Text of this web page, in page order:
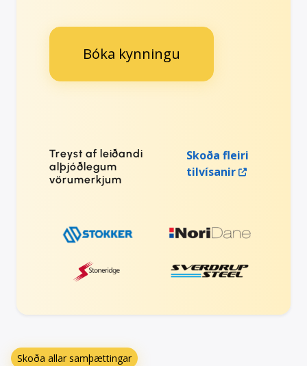
Bóka kynningu
Treyst af leiðandi
alþjóðlegum
vörumerkjum
Skoða fleiri
tilvísanir
Skoða allar samþættingar